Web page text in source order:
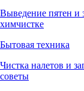
Выведение пятен и
химчистке
Бытовая техника
Чистка налетов и
советы